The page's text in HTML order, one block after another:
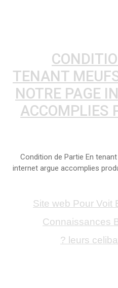
TENANT
NOTRE PAGE
ACCOMPLIES
Condition de Partie En
internet argue accomplies